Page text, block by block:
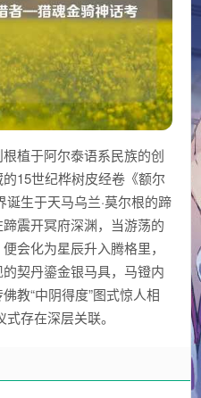
植于阿尔泰语系民族的创
15世纪桦树皮经卷《额尔
诞生于天马乌兰·莫尔根的蹄
震开冥府深渊，当游荡的
会化为星辰升入腾格里，
契丹鎏金银马具，马镫内
教“中阴得度”图式惊人相
存在深层关联。